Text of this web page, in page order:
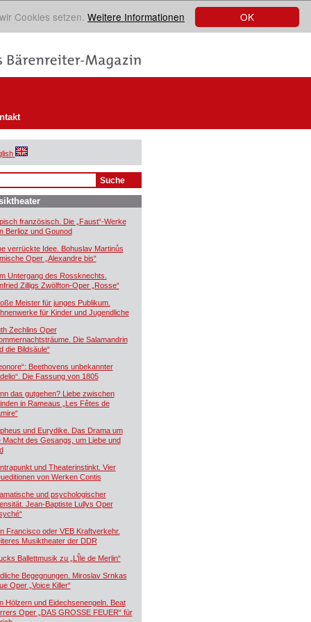
OK
Cookies setzen. Weitere Informationen
französisch. Die „Faust“-Werke
Berlioz und Gounod
verrückte Idee. Bohuslav Martinůs
Oper „Alexandre bis“
Untergang des Rossknechts.
Zilligs Zwölfton-Oper „Rosse“
Meister für junges Publikum.
für Kinder und Jugendliche
Zechlins Oper
Die Salamandrin
die Bildsäule“
Beethovens unbekannter
Die Fassung von 1805
das gutgehen? Liebe zwischen
in Rameaus „Les Fêtes de
und Eurydike. Das Drama um
Macht des Gesangs, um Liebe und
und Theaterinstinkt. Vier
von Werken Contis
und psychologischer
Jean-Baptiste Lullys Oper
Francisco oder VEB Kraftverkehr.
Musiktheater der DDR
Ballettmusik zu „L’Île de Merlin“
Begegnungen. Miroslav Srnkas
Oper „Voice Killer“
Hölzern und Eidechsenengeln. Beat
Oper „DAS GROSSE FEUER“ für